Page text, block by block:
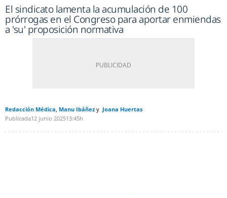
El sindicato lamenta la acumulación de 100
prórrogas en el Congreso para aportar enmiendas
a 'su' proposición normativa
Redacción Médica Manu Ibáñez
Joana Huertas
Publicada12 junio 202513:45h